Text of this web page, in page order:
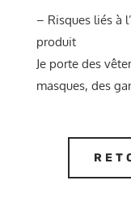
– Risques liés à
produit
Je porte des
masques, des